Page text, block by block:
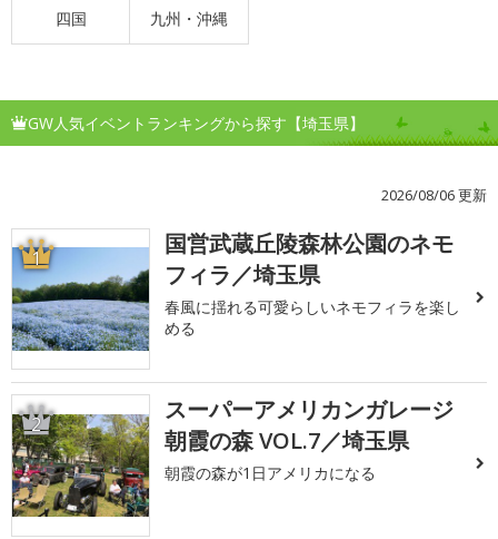
四国 九州・沖縄
GW人気イベントランキングから探す【埼玉県】
2026/08/06 更新
1
国営武蔵丘陵森林公園のネモ
フィラ／埼玉県
春風に揺れる可愛らしいネモフィラを楽し
める
2
スーパーアメリカンガレージ
朝霞の森 VOL.7／埼玉県
朝霞の森が1日アメリカになる